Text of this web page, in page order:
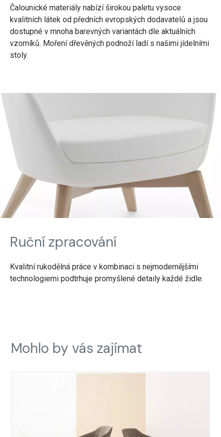
Čalounické materiály nabízí širokou paletu vysoce
kvalitních látek od předních evropských dodavatelů a jsou
dostupné v mnoha barevných variantách dle aktuálních
vzorníků. Moření dřevěných podnoží ladí s našimi jídelními
stoly.
Ruční zpracování
Kvalitní rukodělná práce v kombinaci s nejmodernějšími
technologiemi podtrhuje promyšlené detaily každé židle.
Mohlo by vás zajímat